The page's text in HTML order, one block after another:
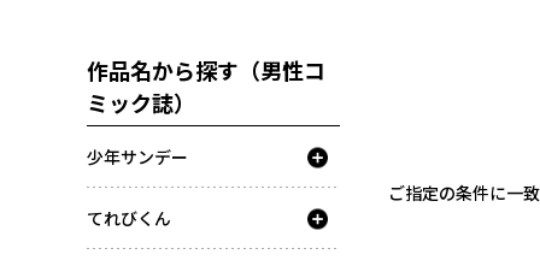
作品名から探す（男性コ
ミック誌）
少年サンデー
てれびくん
ご指定の条件に一